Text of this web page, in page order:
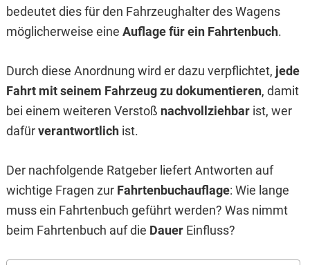
bedeutet dies für den Fahrzeughalter des Wagens
möglicherweise eine Auflage für ein Fahrtenbuch.
Durch diese Anordnung wird er dazu verpflichtet, jede
Fahrt mit seinem Fahrzeug zu dokumentieren, damit
bei einem weiteren Verstoß nachvollziehbarist, wer
dafürverantwortlichist.
Der nachfolgende Ratgeber liefert Antworten auf
wichtige Fragen zur Fahrtenbuchauflage: Wie lange
muss ein Fahrtenbuch geführt werden? Was nimmt
beim Fahrtenbuch auf die DauerEinfluss?